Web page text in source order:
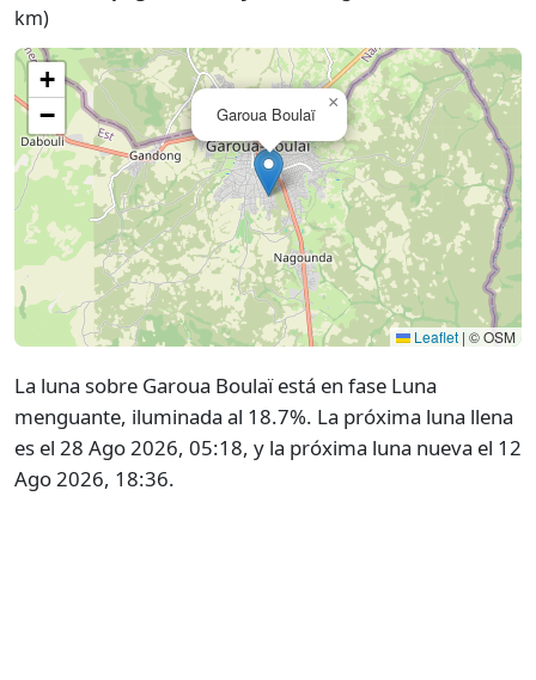
km)
Garoua Boulaï
×
+
−
Leaflet | © OSM
La luna sobre Garoua Boulaï está en fase Luna
menguante, iluminada al 18.7%. La próxima luna llena
es el 28 Ago 2026, 05:18, y la próxima luna nueva el 12
Ago 2026, 18:36.